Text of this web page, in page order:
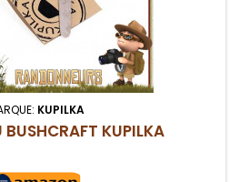
KUPILKA
BUSHCRAFT KUPILKA